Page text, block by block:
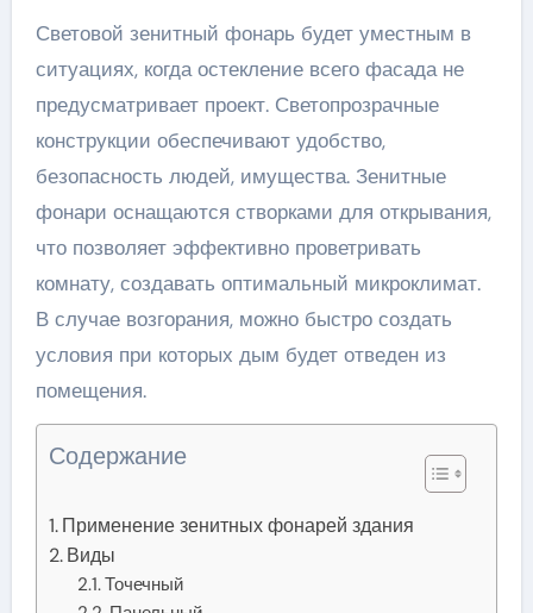
Световой зенитный фонарь будет уместным в
ситуациях, когда остекление всего фасада не
предусматривает проект. Светопрозрачные
конструкции обеспечивают удобство,
безопасность людей, имущества. Зенитные
фонари оснащаются створками для открывания,
что позволяет эффективно проветривать
комнату, создавать оптимальный микроклимат.
В случае возгорания, можно быстро создать
условия при которых дым будет отведен из
помещения.
Содержание
Применение зенитных фонарей здания
Виды
Точечный